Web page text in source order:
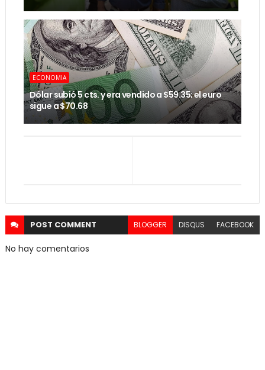
ECONOMIA
Dólar subió 5 cts. y era vendido a $59.35; el euro
sigue a $70.68
POST COMMENT BLOGGER DISQUS FACEBOOK
No hay comentarios